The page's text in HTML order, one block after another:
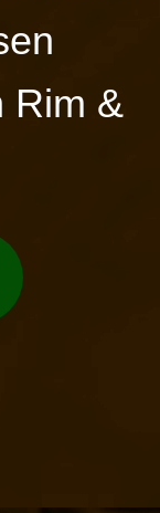
Rim &